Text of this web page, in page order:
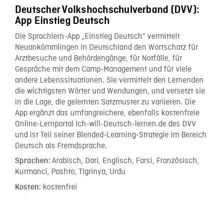
Deutscher Volkshochschulverband (DVV):
App Einstieg Deutsch
Die Sprachlern-App „Einstieg Deutsch“ vermittelt
Neuankömmlingen in Deutschland den Wortschatz für
Arztbesuche und Behördengänge, für Notfälle, für
Gespräche mit dem Camp-Management und für viele
andere Lebenssituationen. Sie vermittelt den Lernenden
die wichtigsten Wörter und Wendungen, und versetzt sie
in die Lage, die gelernten Satzmuster zu variieren. Die
App ergänzt das umfangreichere, ebenfalls kostenfreie
Online-Lernportal Ich-will-Deutsch-lernen.de des DVV
und ist Teil seiner Blended-Learning-Strategie im Bereich
Deutsch als Fremdsprache.
Sprachen: Arabisch, Dari, Englisch, Farsi, Französisch,
Kurmanci, Pashto, Tigrinya, Urdu
Kosten: kostenfrei